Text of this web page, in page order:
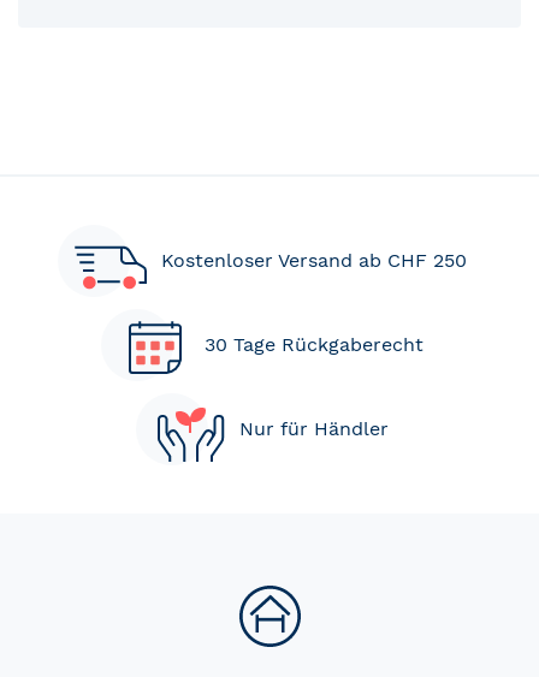
Kostenloser Versand ab CHF 250
30 Tage Rückgaberecht
Nur für Händler